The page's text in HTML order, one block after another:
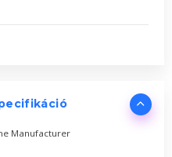
Manufacturer